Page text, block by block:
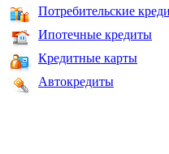
Потребительские
Ипотечные кредиты
Кредитные карты
Автокредиты